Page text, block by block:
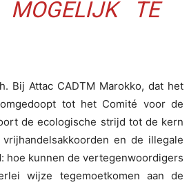
MOGELIJK TE
Bij Attac CADTM Marokko, dat het
tot het Comité voor de
de ecologische strijd tot de kern
en de illegale
hoe kunnen de vertegenwoordigers
wijze tegemoetkomen aan de